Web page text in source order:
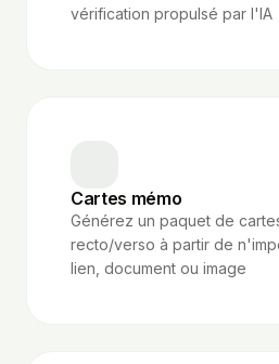
vérification propulsé par l'IA
Cartes mémo
Générez un paquet de
recto/verso à partir de
lien, document ou image